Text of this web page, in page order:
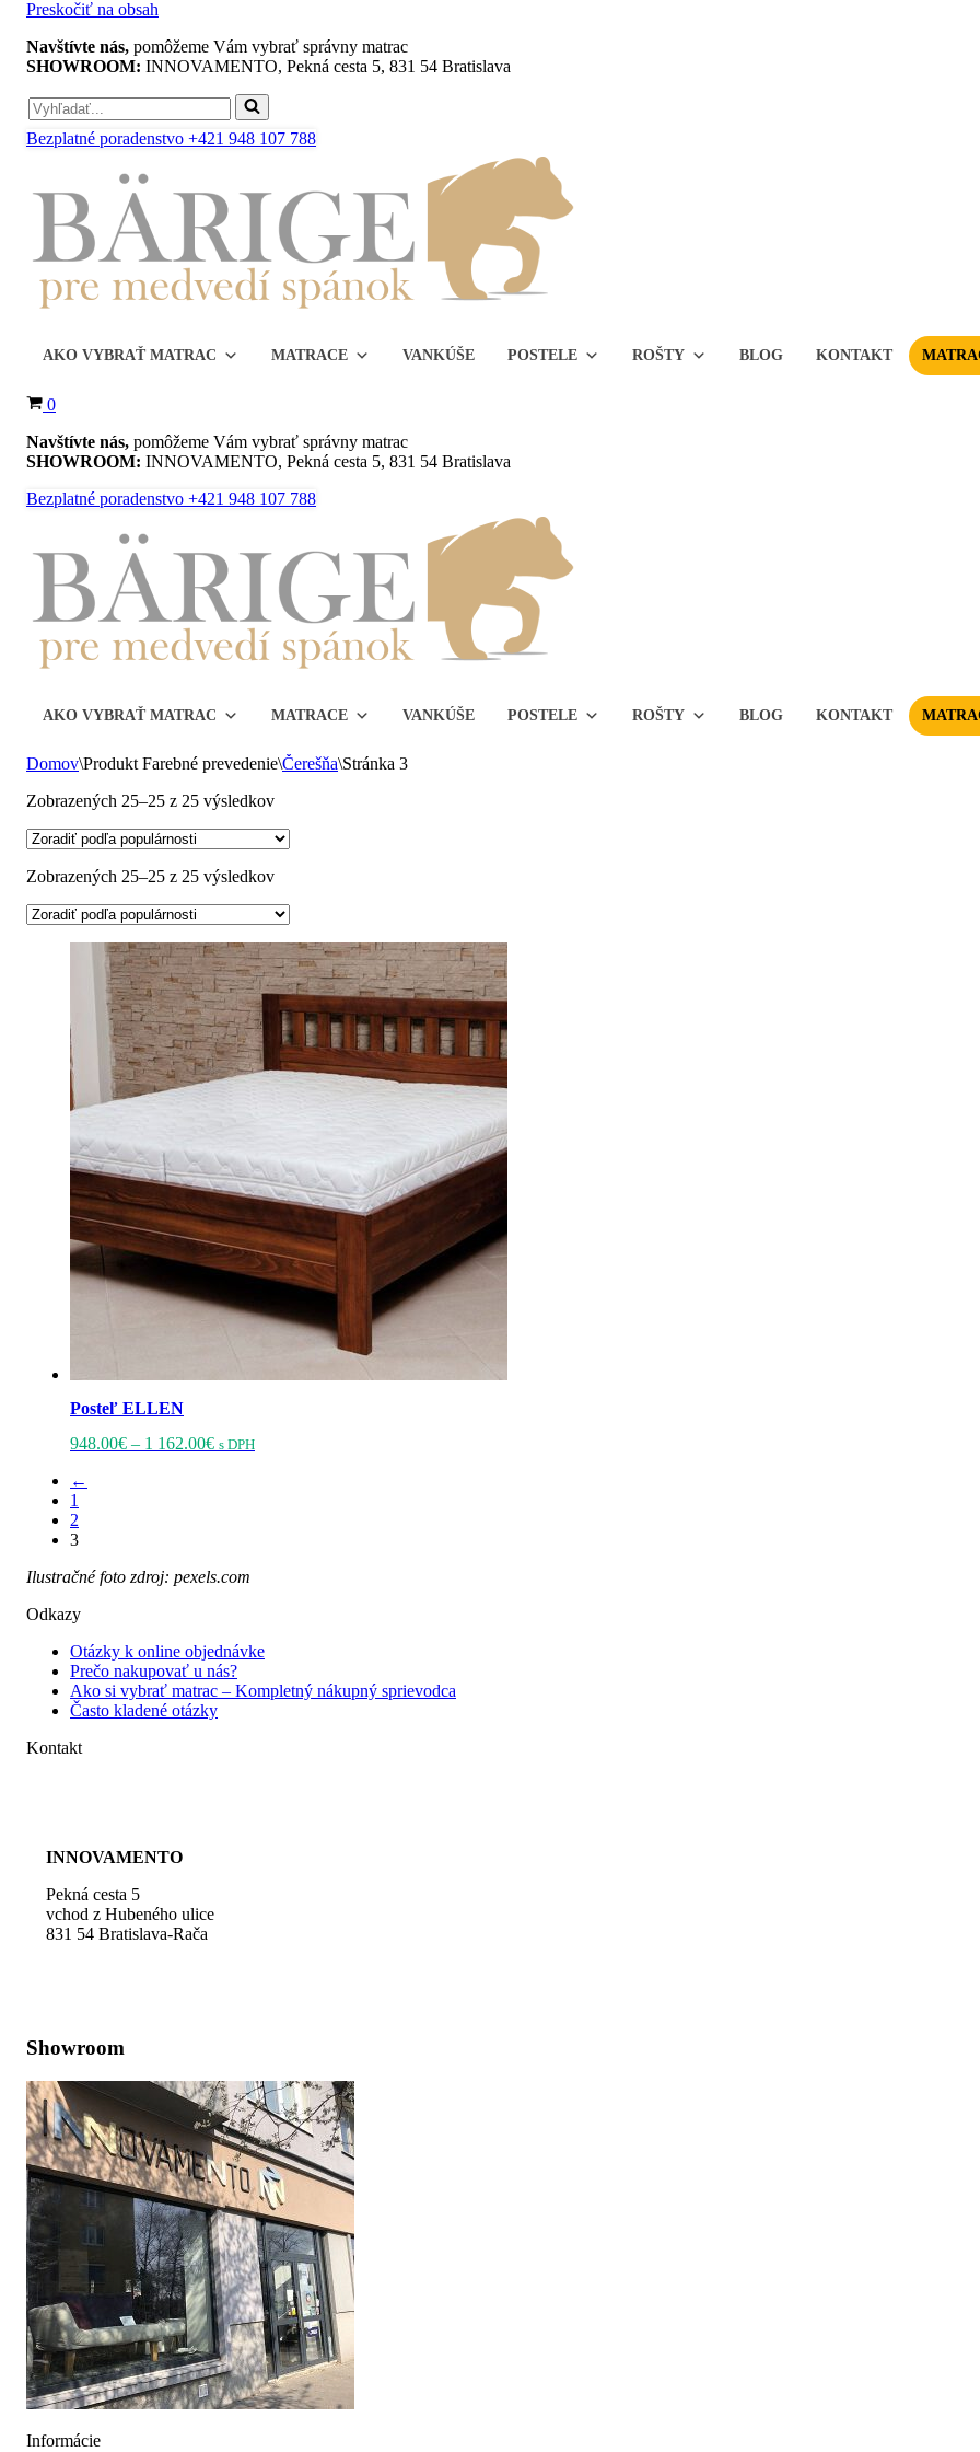
Preskočiť na obsah
Navštívte nás, pomôžeme Vám vybrať správny matrac
SHOWROOM: INNOVAMENTO, Pekná cesta 5, 831 54 Bratislava
Search
for...
Bezplatné poradenstvo +421 948 107 788
AKO VYBRAŤ MATRAC MATRACE VANKÚŠE POSTELE ROŠTY BLOG KONTAKT
Košík
0
Navštívte nás, pomôžeme Vám vybrať správny matrac
SHOWROOM: INNOVAMENTO, Pekná cesta 5, 831 54 Bratislava
Bezplatné poradenstvo +421 948 107 788
AKO VYBRAŤ MATRAC MATRACE VANKÚŠE POSTELE ROŠTY BLOG KONTAKT
Domov\Produkt Farebné prevedenie\Čerešňa\Stránka 3
Zobrazených 25–25 z 25 výsledkovZoradené
popularity
Zobrazených 25–25 z 25 výsledkovZoradené
popularity
Posteľ ELLEN
948.00€ – 1 162.00€Price
s DPHTento
produktu.
←
1
2
3
Ilustračné foto zdroj: pexels.com
Odkazy
Otázky k online objednávke
Prečo nakupovať u nás?
Ako si vybrať matrac – Kompletný nákupný sprievodca
Často kladené otázky
Kontakt
INNOVAMENTO
Pekná cesta 5
vchod z Hubeného ulice
831 54 Bratislava-Rača
Showroom
Informácie